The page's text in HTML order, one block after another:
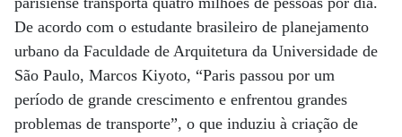
De acordo com o estudante brasileiro de planejamento
urbano da Faculdade de Arquitetura da Universidade de
São Paulo, Marcos Kiyoto, “Paris passou por um
período de grande crescimento e enfrentou grandes
problemas de transporte”, o que induziu à criação de